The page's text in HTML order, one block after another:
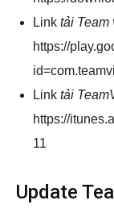
Link tải Team
https://
Link tải
https://
11
Update